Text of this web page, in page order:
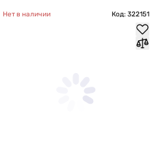
Нет в наличии Код: 322151